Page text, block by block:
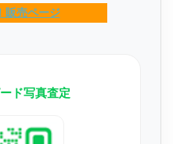
販売ページ
ド写真査定